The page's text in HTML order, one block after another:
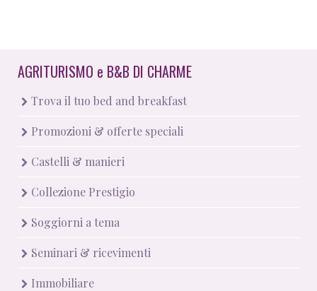
AGRITURISMO e B&B DI CHARME
Trova il tuo bed and breakfast
Promozioni & offerte speciali
Castelli & manieri
Collezione Prestigio
Soggiorni a tema
Seminari & ricevimenti
Immobiliare